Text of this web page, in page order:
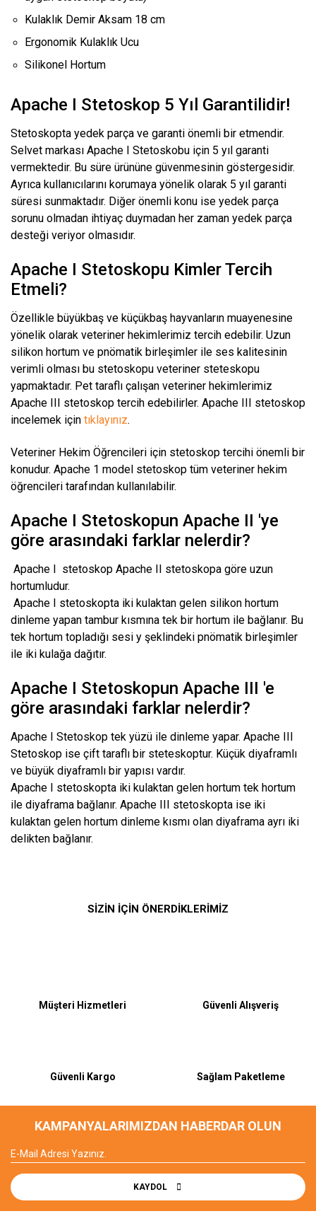
Kulaklık Demir Aksam 18 cm
Ergonomik Kulaklık Ucu
Silikonel Hortum
Apache I Stetoskop 5 Yıl Garantilidir!
Stetoskopta yedek parça ve garanti önemli bir etmendir.
Selvet markası Apache I Stetoskobu için 5 yıl garanti
vermektedir. Bu süre ürününe güvenmesinin göstergesidir.
Ayrıca kullanıcılarını korumaya yönelik olarak 5 yıl garanti
süresi sunmaktadır. Diğer önemli konu ise yedek parça
sorunu olmadan ihtiyaç duymadan her zaman yedek parça
desteği veriyor olmasıdır.
Apache I Stetoskopu Kimler Tercih
Etmeli?
Özellikle büyükbaş ve küçükbaş hayvanların muayenesine
yönelik olarak veteriner hekimlerimiz tercih edebilir. Uzun
silikon hortum ve pnömatik birleşimler ile ses kalitesinin
verimli olması bu stetoskopu veteriner steteskopu
yapmaktadır. Pet taraflı çalışan veteriner hekimlerimiz
Apache III stetoskop tercih edebilirler. Apache III stetoskop
incelemek için tıklayınız.
Veteriner Hekim Öğrencileri için stetoskop tercihi önemli bir
konudur. Apache 1 model stetoskop tüm veteriner hekim
öğrencileri tarafından kullanılabilir.
Apache I Stetoskopun Apache II 'ye
göre arasındaki farklar nelerdir?
Apache I stetoskop Apache II stetoskopa göre uzun
hortumludur.
Apache I stetoskopta iki kulaktan gelen silikon hortum
dinleme yapan tambur kısmına tek bir hortum ile bağlanır. Bu
tek hortum topladığı sesi y şeklindeki pnömatik birleşimler
ile iki kulağa dağıtır.
Apache I Stetoskopun Apache III 'e
göre arasındaki farklar nelerdir?
Apache I Stetoskop tek yüzü ile dinleme yapar. Apache III
Stetoskop ise çift taraflı bir steteskoptur. Küçük diyaframlı
ve büyük diyaframlı bir yapısı vardır.
Apache I stetoskopta iki kulaktan gelen hortum tek hortum
ile diyaframa bağlanır. Apache III stetoskopta ise iki
kulaktan gelen hortum dinleme kısmı olan diyaframa ayrı iki
delikten bağlanır.
SİZİN İÇİN ÖNERDİKLERİMİZ
Müşteri Hizmetleri Güvenli Alışveriş
Güvenli Kargo Sağlam Paketleme
KAMPANYALARIMIZDAN HABERDAR OLUN
KAYDOL